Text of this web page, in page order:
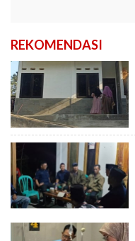
REKOMENDASI